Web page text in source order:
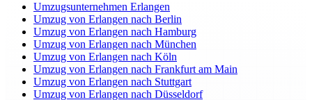
Umzugsunternehmen Erlangen
Umzug von Erlangen nach Berlin
Umzug von Erlangen nach Hamburg
Umzug von Erlangen nach München
Umzug von Erlangen nach Köln
Umzug von Erlangen nach Frankfurt am Main
Umzug von Erlangen nach Stuttgart
Umzug von Erlangen nach Düsseldorf